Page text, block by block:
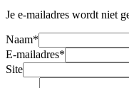
Je e-mailadres wordt niet
Naam*
E-mailadres*
Site